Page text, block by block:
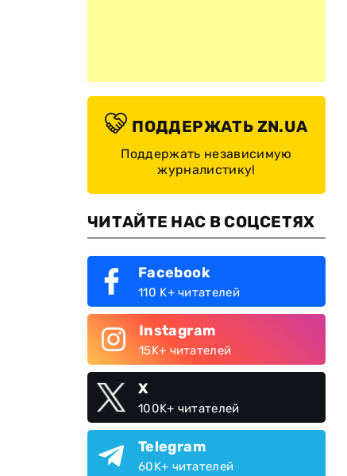
ПОДДЕРЖАТЬ ZN.UA
Поддержать независимую
журналистику!
ЧИТАЙТЕ НАС В СОЦСЕТЯХ
Facebook
110 K+ читателей
Instagram
15K+ читателей
X
100K+ читателей
Telegram
60K+ читателей